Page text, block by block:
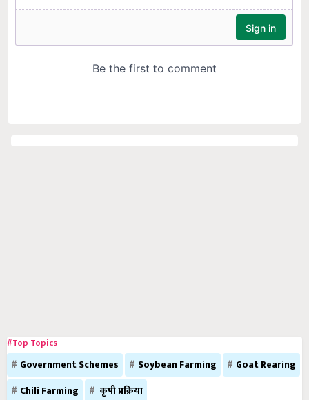
#Top Topics
Government Schemes Soybean Farming
Goat Rearing
Chili Farming
कृषी प्रक्रिया